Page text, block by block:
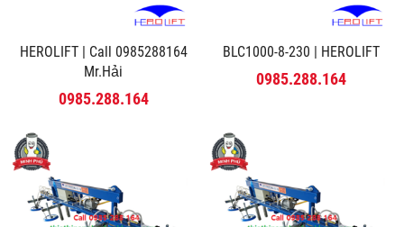
HEROLIFT | Call 0985288164
Mr.Hải
0985.288.164
BLC1000-8-230 | HEROLIFT
0985.288.164